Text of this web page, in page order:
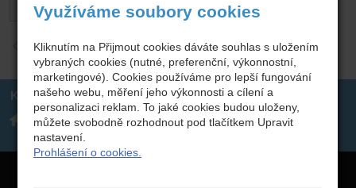
zpět
Kontakt
David Štěpánek
Poštovní 1833/18, Velké
Meziříčí
david@stepanek.online
Využíváme soubory cookies
Kliknutím na Přijmout cookies dáváte souhlas s uložením
vybraných cookies (nutné, preferenční, výkonnostní,
marketingové). Cookies používáme pro lepší fungování
našeho webu, měření jeho výkonnosti a cílení a
personalizaci reklam. To jaké cookies budou uloženy,
můžete svobodně rozhodnout pod tlačítkem Upravit
nastavení.
Prohlášení o cookies.